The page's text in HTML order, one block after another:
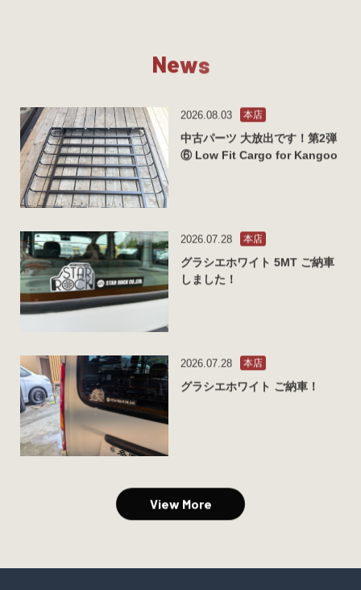
News
2026.08.03 本店
中古パーツ 大放出です！第2弾
⑥ Low Fit Cargo for Kangoo
2026.07.28 本店
グラシエホワイト 5MT ご納車
しました！
2026.07.28 本店
グラシエホワイト ご納車！
View More